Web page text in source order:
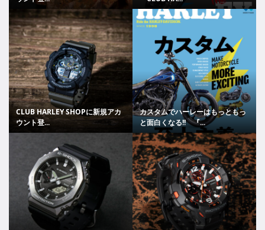
CLUB HARLEY SHOPに新規アカ
ウント登...
カスタムでハーレーはもっともっ
と面白くなる!! 『...